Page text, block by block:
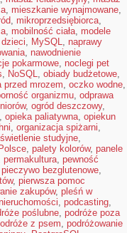
, mieszkanie wynajmowane,
, mikroprzedsiębiorca,
, mobilność ciała, modele
, MySQL, naprawy
, nawodnienie
pokarmowe, noclegi pet
, NoSQL, obiady budżetowe,
przed mrozem, oczko wodne,
organizmu, odprawa
, ogród deszczowy,
, opieka paliatywna, opiekun
, organizacja spiżarni,
studyjne,
, palety kolorów, panele
permakultura, pewność
pieczywo bezglutenowe,
, pierwsza pomoc
zakupów, pleśń w
, podcasting,
poślubne, podróże poza
z psem, podróżowanie